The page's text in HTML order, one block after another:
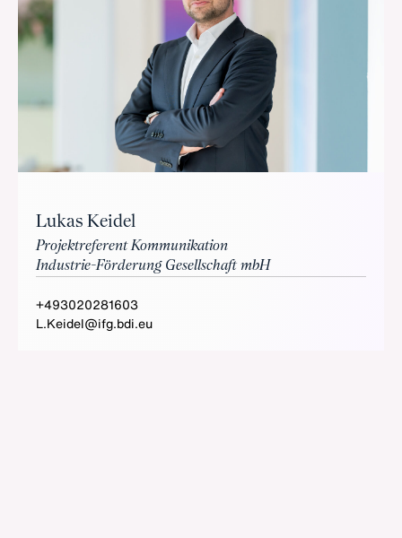
Lukas Keidel
Projektreferent Kommunikation
Industrie-Förderung Gesellschaft mbH
+493020281603
L.Keidel@ifg.bdi.eu